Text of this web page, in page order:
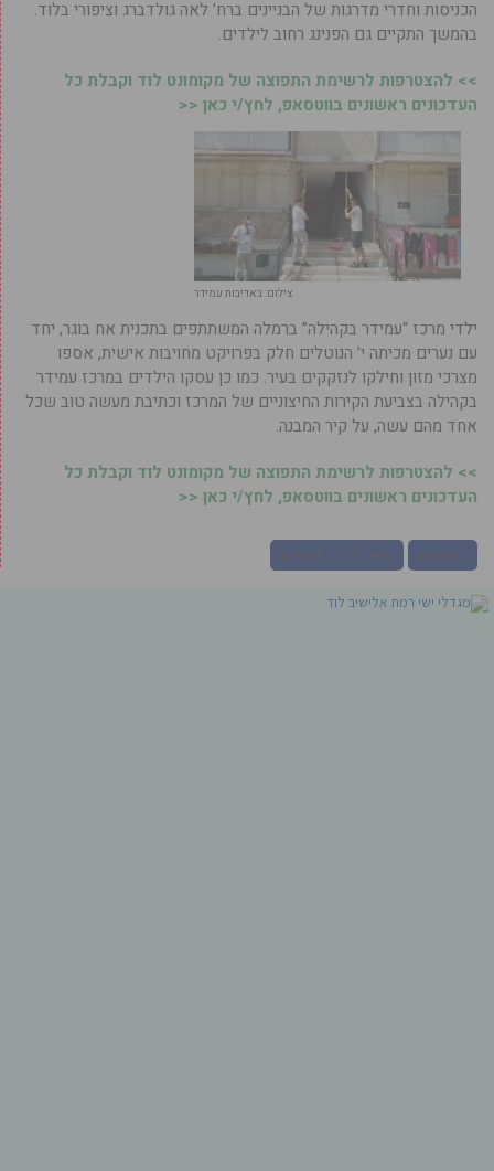
הכניסות וחדרי מדרגות של הבניינים ברח’ לאה גולדברג וציפורי בלוד.
בהמשך התקיים גם הפנינג רחוב לילדים.
>> להצטרפות לרשימת התפוצה של מקומונט לוד וקבלת כל
העדכונים ראשונים בווטסאפ, לחץ/י כאן <<
צילום: באדיבות עמידר
ילדי מרכז “עמידר בקהילה” ברמלה המשתתפים בתכנית אח בוגר, יחד
עם נערים מכיתה י’ הנוטלים חלק בפרויקט מחויבות אישית, אספו
מצרכי מזון וחילקו לנזקקים בעיר. כמו כן עסקו הילדים במרכז עמידר
בקהילה בצביעת הקירות החיצוניים של המרכז וכתיבת מעשה טוב שכל
אחד מהם עשה, על קיר המבנה.
>> להצטרפות לרשימת התפוצה של מקומונט לוד וקבלת כל
העדכונים ראשונים בווטסאפ, לחץ/י כאן <<